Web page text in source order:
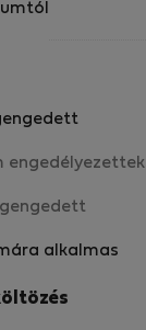
engedélyezettek
alkalmas